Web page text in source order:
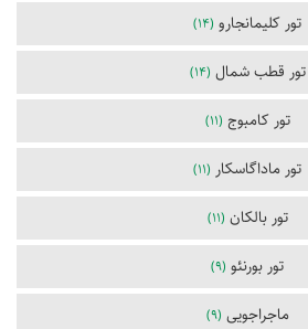
تور کلیمانجارو (14)
تور قطب شمال (14)
تور کامبوج (11)
تور ماداگاسکار (11)
تور بالکان (11)
تور بورنئو (9)
ماجراجویی (9)